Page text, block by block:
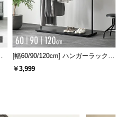
[幅60/90/120cm] ハンガーラック
スチール 4段階高さ調節 サイドフ
￥3,999